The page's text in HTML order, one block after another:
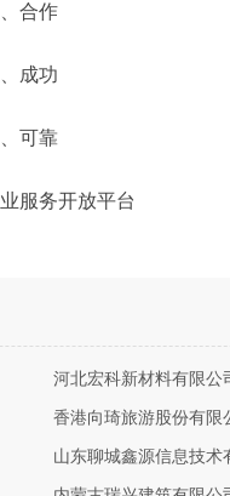
合作
成功
可靠
服务开放平台
河北宏科新材料有限公
香港向琦旅游股份有限
山东聊城鑫源信息技术